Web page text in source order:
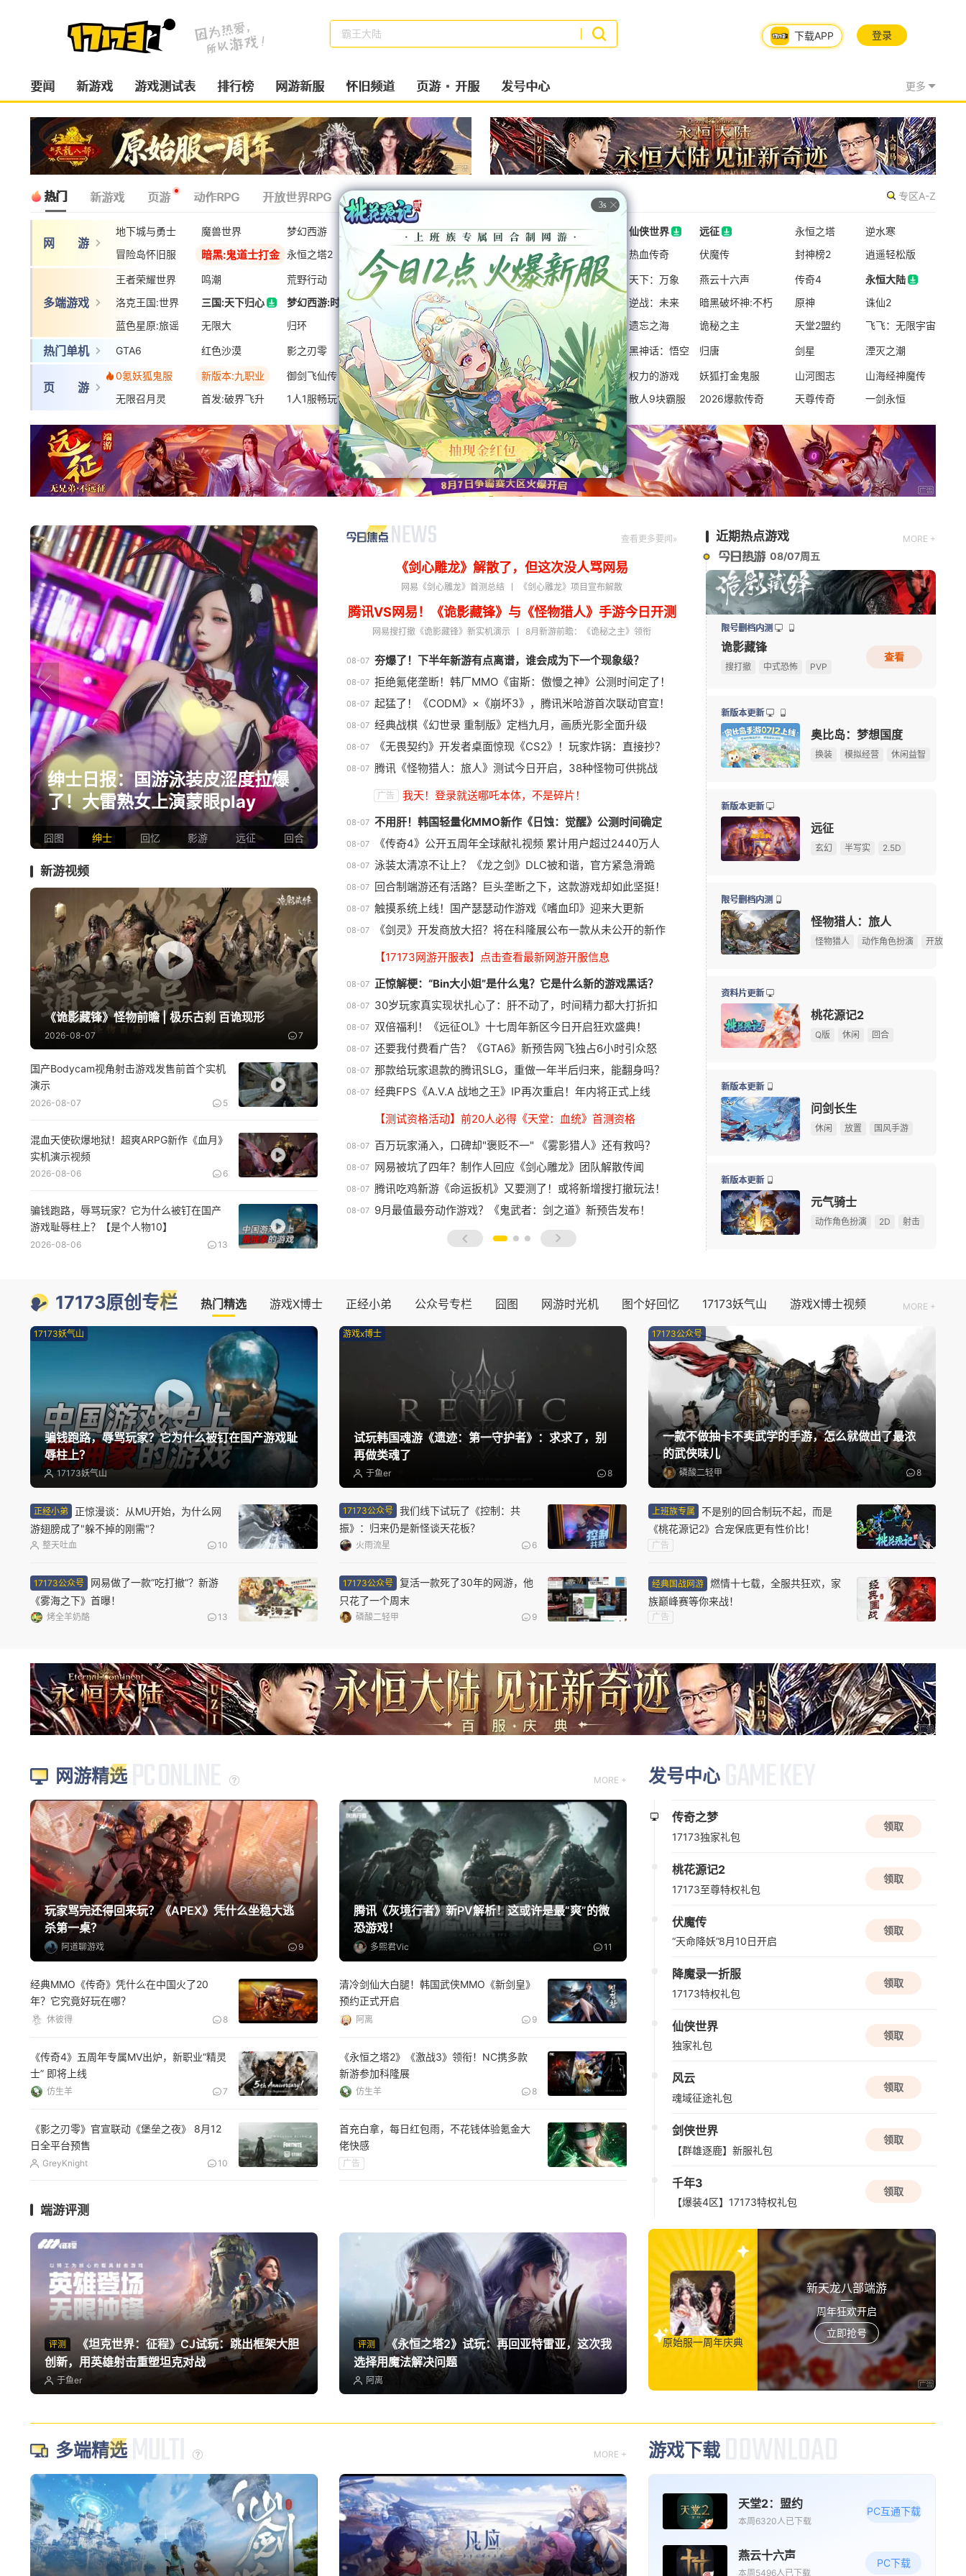
魔域 下载APP 登录
要闻 新游戏 游戏测试表 排行榜 网游新服 怀旧频道 页游 开服 发号中心 更多
热门 新游戏 页游 动作RPG 开放世界RPG 经典MMO 专区A-Z
网 游
地下城与勇士 魔兽世界 梦幻西游 新天龙八部 九职业无敌版
桃花源记2
桃花源记2
仙侠世界
仙侠世界
远征
远征
永恒之塔
逆水寒
冒险岛怀旧服
暗黑:鬼道士打金 永恒之塔2 大话2免费版 最终幻想14 剑网3 热血传奇 伏魔传 封神榜2 逍遥轻松版
多端游戏
王者荣耀世界 鸣潮 荒野行动 RO新启航 九牧之野 三角洲行动 天下：万象 燕云十六声 传奇4
永恒大陆
永恒大陆
洛克王国:世界
三国:天下归心
三国:天下归心
梦幻西游:时空
梦幻西游:时空
崩坏:星穹铁道 明日方舟终末地 绝区零 逆战：未来 暗黑破坏神:不朽 原神
诛仙2
蓝色星原:旅谣
无限大 归环 快马江湖 卡厄思梦境 失控进化 遗忘之海 诡秘之主 天堂2盟约 飞飞：无限宇宙
热门单机 GTA6 红色沙漠 影之刃零 一盏秋声：锦衣卫 生化危机：安魂曲 古剑 黑神话：悟空 归唐 剑星 湮灭之潮
页 游
0氪妖狐鬼服 新版本:九职业 御剑飞仙传 0氪爽玩999999 梦幻西游网页版 传奇世界OL 权力的游戏 妖狐打金鬼服 山河图志
山海经神魔传
无限召月灵
首发:破界飞升 1人1服畅玩1年 鬼道士无敌版 仙侠永恒世界 道士无限召唤 散人9块霸服 2026爆款传奇 天尊传奇 一剑永恒
巅峰在线150万人的横版网游，
如今带着怀旧服又杀回来了！
盘点8月扎堆上线的影游：玩家想
扔核弹，结果只能谈恋爱？
17周年庆典 争霸赛大区火爆开启
prev next
囧图 绅士 回忆 影游 远征 回合
新游视频
《诡影藏锋》怪物前瞻 | 极乐古刹 百诡现形
2026-08-07 7
国产Bodycam视角射击游戏发售前首个实机
演示
2026-08-07 5
混血天使砍爆地狱！超爽ARPG新作《血月》
实机演示视频
2026-08-06 6
骗钱跑路，辱骂玩家？它为什么被钉在国产
游戏耻辱柱上？【是个人物10】
2026-08-06 13
查看更多要闻»
《剑心雕龙》解散了，但这次没人骂网易
网易《剑心雕龙》首测总结 《剑心雕龙》项目宣布解散
腾讯VS网易！《诡影藏锋》与《怪物猎人》手游今日开测
网易搜打撤《诡影藏锋》新实机演示 8月新游前瞻：《诡秘之主》领衔
08-07 夯爆了！下半年新游有点离谱，谁会成为下一个现象级？
08-07 拒绝氪佬垄断！韩厂MMO《宙斯：傲慢之神》公测时间定了！
08-07 起猛了！《CODM》×《崩坏3》，腾讯米哈游首次联动官宣！
08-07 经典战棋《幻世录 重制版》定档九月，画质光影全面升级
08-07 《无畏契约》开发者桌面惊现《CS2》！玩家炸锅：直接抄？
08-07 腾讯《怪物猎人：旅人》测试今日开启，38种怪物可供挑战
广告 我天！登录就送哪吒本体，不是碎片！
08-07 不用肝！韩国轻量化MMO新作《日蚀：觉醒》公测时间确定
08-07 《传奇4》公开五周年全球献礼视频 累计用户超过2440万人
08-07 泳装太清凉不让上？《龙之剑》DLC被和谐，官方紧急滑跪
08-07 回合制端游还有活路？巨头垄断之下，这款游戏却如此坚挺！
08-07 触摸系统上线！国产瑟瑟动作游戏《嗜血印》迎来大更新
08-07
《剑灵》开发商放大招？将在科隆展公布一款从未公开的新作
【17173网游开服表】点击查看最新网游开服信息
08-07 正惊解梗：“Bin大小姐”是什么鬼？它是什么新的游戏黑话？
08-07 30岁玩家真实现状扎心了：肝不动了，时间精力都大打折扣
08-07 双倍福利！《远征OL》十七周年新区今日开启狂欢盛典！
08-07 还要我付费看广告？《GTA6》新预告网飞独占6小时引众怒
08-07 那款给玩家退款的腾讯SLG，重做一年半后归来，能翻身吗？
08-07 经典FPS《A.V.A 战地之王》IP再次重启！年内将正式上线
【测试资格活动】前20人必得《天堂：血统》首测资格
08-07 百万玩家涌入，口碑却"褒贬不一" 《雾影猎人》还有救吗？
08-07 网易被坑了四年？制作人回应《剑心雕龙》团队解散传闻
08-07 腾讯吃鸡新游《命运扳机》又要测了！或将新增搜打撤玩法！
08-07 9月最值最夯动作游戏？《鬼武者：剑之道》新预告发布！
总奖金9.5万美元！《绝地求生》玩家自创玩法征集大
暴雪资深作曲家离职，曾创作《魔兽世界》等多款游
《Apex英雄》S30爆料：排位或将新增传奇禁用系统
《宝可梦》前高管多地厕间偷拍被捕，涉事高管拒不认
《炉石传说》版本更新：引擎升级，正式终止Win7系
《完美世界：诸神之战》东方奇遇季今日正式开启
游戏早报：曝《暗黑4》登陆NS2，国产抗日新作今日
《三角洲行动》夏季赛即将开赛，换新赛制后会更好
绅士日报：冷门国产舰娘游戏新皮纯欲攻势，御姐萝
《刺客信条》功勋总监回归育碧，执掌系列新项目
Krafto新作出征科隆展，《绝地求生》衍生FPS全球首
限定手办直接送！上海全新动漫献血屋8月7日开启抽
【17173网游开服表】点击查看最新网游开服信息
10大坐骑免费送！《魔兽世界》国服21周年庆典明日
游戏早报：腾讯《天堂M》开测，网易《诡影藏锋》新
《守望先锋》新英雄D.Mon亮相！D.Va昔日队友终于
暗黑4国服免费领本体最后一天！原价128元，今晚
游戏早报：外媒盛赞《抵抗者》 冒险岛怀旧服国际服
俄罗斯大雷美女cos《巫师3》叶奈法！波涛汹涌大方
【测试资格活动】前20人必得《天堂：血统》首测资格
游戏早报：九阴新作细节曝光，粉丝自制魔兽即将上线
75岁初代“神奇女侠”晒沐浴照 网友感叹颜值冻龄
多图预警！CJ咪咕游戏展台高颜值游戏角色全捕捉
《永恒之塔2》现场COS精彩回顾，哪一位Cos角色最
近期热点游戏 MORE +
08/06周四
新版本更新
穿越火线
现代 第一人称射击 写实
新版本更新
七日世界
新版本更新
大道仙途
08/07周五
限号删档内测
诡影藏锋
搜打撤 中式恐怖 PVP
查看
新版本更新
奥比岛：梦想国度
换装 模拟经营 休闲益智
新版本更新
远征
玄幻 半写实 2.5D
限号删档内测
怪物猎人：旅人
怪物猎人 动作角色扮演 开放世界
资料片更新
桃花源记2
Q版 休闲 回合
新版本更新
问剑长生
休闲 放置 国风手游
新版本更新
元气骑士
动作角色扮演 2D 射击
08/11周二
公测
盗墓笔记：启程
解谜 角色扮演 悬疑
08/12周三
新版本更新
08/13周四
新版本更新
模拟经营 国风
半Q版
多人联机 冒险
08/18周二
新版本更新
逆战：未来
动作 第一人称射击 多人联机
新版本更新
限号删档内测
梦战：剑之海
17173原创专栏 热门精选 游戏X博士 正经小弟 公众号专栏 囧图 网游时光机 图个好回忆 17173妖气山 游戏X博士视频 MORE +
17173妖气山
骗钱跑路，辱骂玩家？它为什么被钉在国产游戏耻
辱柱上？
17173妖气山
游戏x博士
试玩韩国魂游《遗迹：第一守护者》：求求了，别
再做类魂了
于鱼er 8
17173公众号
一款不做抽卡不卖武学的手游，怎么就做出了最浓
的武侠味儿
磷酸二轻甲 8
正经小弟
正惊漫谈：从MU开始，为什么网
游翅膀成了"躲不掉的刚需"？
整天吐血 10
17173公众号
我们线下试玩了《控制：共
振》：归来仍是新怪谈天花板？
火雨流星 6
上班族专属
不是别的回合制玩不起，而是
《桃花源记2》合宠保底更有性价比！
广告
17173公众号
网易做了一款“吃打撤”？新游
《雾海之下》首曝！
烤全羊奶酪 13
17173公众号
复活一款死了30年的网游，他
只花了一个周末
磷酸二轻甲 9
经典国战网游
燃情十七载，全服共狂欢，家
族巅峰赛等你来战！
广告
网游精选 MORE +
玩家骂完还得回来玩？《APEX》凭什么坐稳大逃
杀第一桌？
阿道聊游戏 9
腾讯《灰境行者》新PV解析！这或许是最“爽”的微
恐游戏！
多熙君Vic 11
经典MMO《传奇》凭什么在中国火了20
年？它究竟好玩在哪？
休彼得 8
清冷剑仙大白腿！韩国武侠MMO《新剑皇》
预约正式开启
阿离 9
《传奇4》五周年专属MV出炉，新职业“精灵
士” 即将上线
仿生羊 7
《永恒之塔2》《激战3》领衔！NC携多款
新游参加科隆展
仿生羊 8
《影之刃零》官宣联动《堡垒之夜》 8月12
日全平台预售
GreyKnight 10
首充白拿，每日红包雨，不花钱体验氪金大
佬快感
广告
端游评测
评测
创新，用英雄射击重塑坦克对战
于鱼er
评测
《永恒之塔2》试玩：再回亚特雷亚，这次我
选择用魔法解决问题
阿离
发号中心
传奇之梦
17173独家礼包
领取
桃花源记2
17173至尊特权礼包
领取
伏魔传
“天命降妖”8月10日开启
领取
降魔录一折服
17173特权礼包
领取
仙侠世界
独家礼包
领取
风云
魂域征途礼包
领取
剑侠世界
【群雄逐鹿】新服礼包
领取
千年3
【爆装4区】17173特权礼包
领取
原始服一周年庆典
新天龙八部端游
周年狂欢开启
立即抢号
多端精选 MORE + 游戏下载
天堂2：盟约
本周6320人已下载
PC互通下载
燕云十六声
本周5496人已下载
PC下载
1s